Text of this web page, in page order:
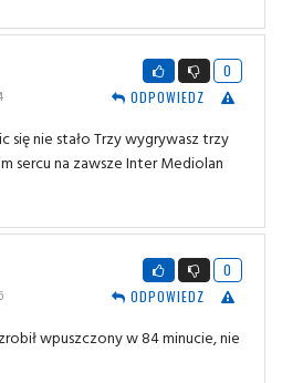
0
ODPOWIEDZ
się nie stało Trzy wygrywasz trzy
sercu na zawsze Inter Mediolan
0
ODPOWIEDZ
wpuszczony w 84 minucie, nie